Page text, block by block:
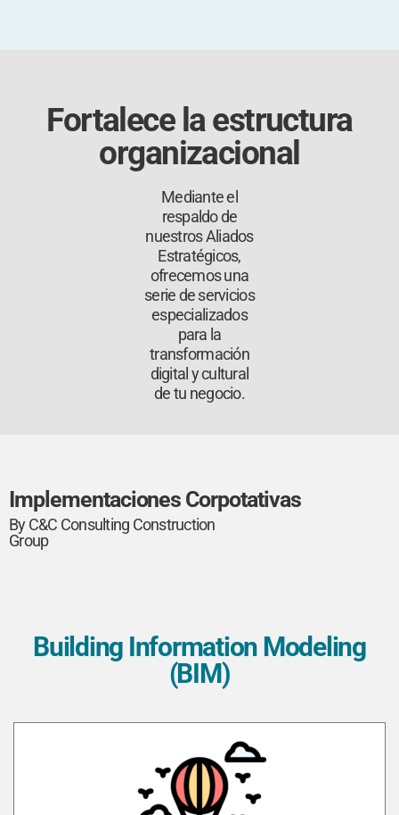
Fortalece la estructura
organizacional
Mediante el
respaldo de
nuestros Aliados
Estratégicos,
ofrecemos una
serie de servicios
especializados
para la
transformación
digital y cultural
de tu negocio.
Implementaciones Corpotativas
By C&C Consulting Construction
Group
Building Information Modeling
(BIM)